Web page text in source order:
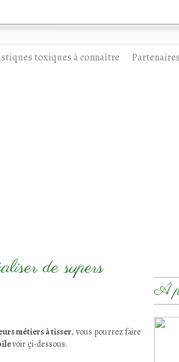
toxiques à connaître Partenaires
de supers
métiers à tisser, vous pourrez faire
voir çi-dessous.
À